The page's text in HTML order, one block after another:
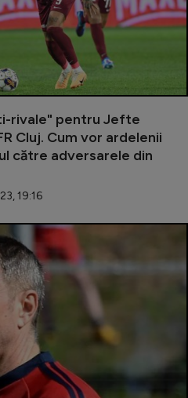
rivale" pentru Jefte
Cluj. Cum vor ardelenii
către adversarele din
19:16